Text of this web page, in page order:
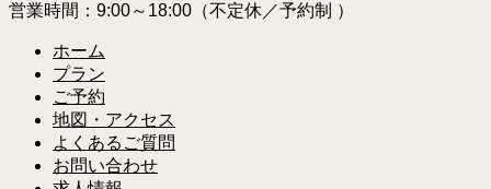
営業時間：9:00～18:00（不定休／予約制 ）
ホーム
プラン
ご予約
地図・アクセス
よくあるご質問
お問い合わせ